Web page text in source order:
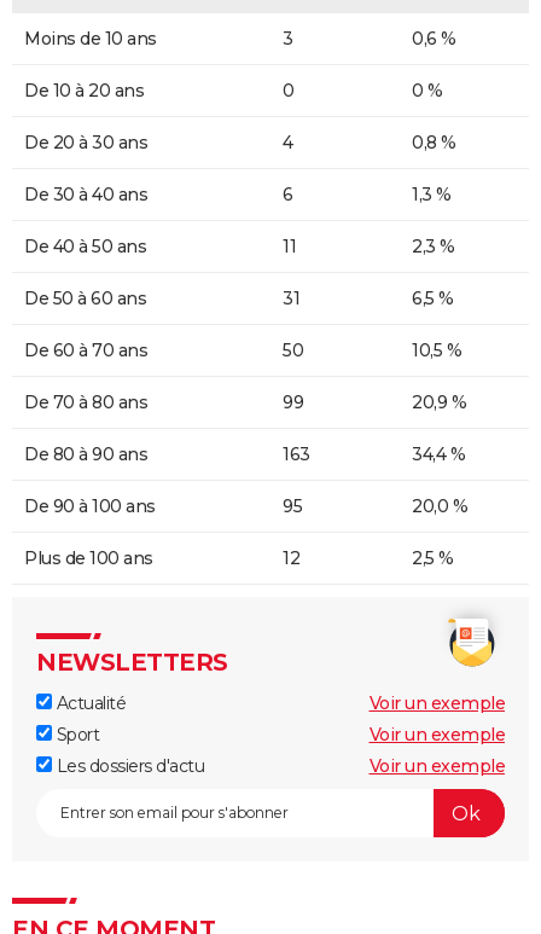
Moins de 10 ans 3 0,6 %
De 10 à 20 ans 0 0 %
De 20 à 30 ans 4 0,8 %
De 30 à 40 ans 6 1,3 %
De 40 à 50 ans 11 2,3 %
De 50 à 60 ans 31 6,5 %
De 60 à 70 ans 50 10,5 %
De 70 à 80 ans 99 20,9 %
De 80 à 90 ans 163 34,4 %
De 90 à 100 ans 95 20,0 %
Plus de 100 ans 12 2,5 %
NEWSLETTERS
Actualité
Voir un exemple
Sport
Voir un exemple
Les dossiers d'actu
Voir un exemple